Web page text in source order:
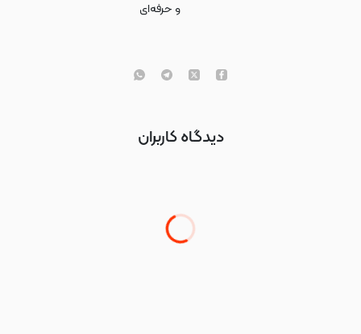
و حرفه‌ای
دیدگاه کاربران